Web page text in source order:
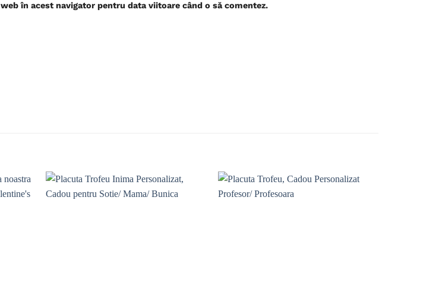
în acest navigator pentru data viitoare când o să comentez.